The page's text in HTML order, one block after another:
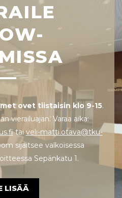
ovet tiistaisin klo 9-15.
vierailuajan. Varaa aika:
taiveli-matti.otava@tku-
sijaitsee valkoisessa
Sepänkatu 1.
LISÄÄ